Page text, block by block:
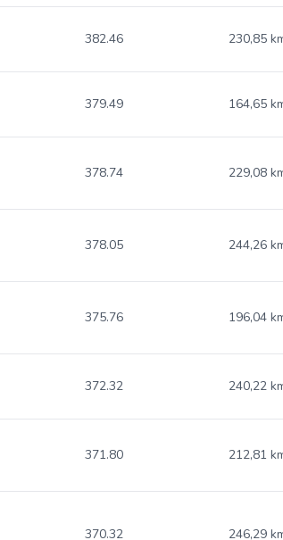
382.46 230,85
379.49 164,65
378.74 229,08
378.05 244,26
375.76 196,04
372.32 240,22
371.80 212,81
370.32 246,29